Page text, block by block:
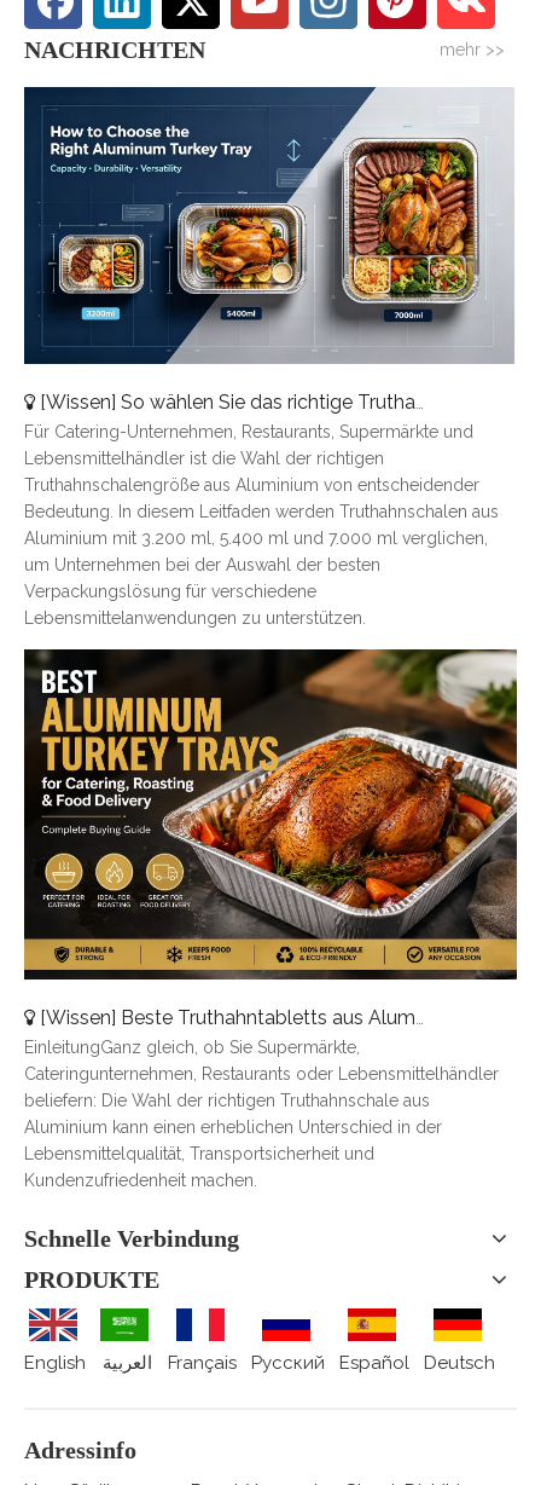
NACHRICHTEN mehr >>
[Wissen] So wählen Sie das richtige Truthahntablett aus Aluminium aus: Eine vollständige Größenübersicht
Für Catering-Unternehmen, Restaurants, Supermärkte und
Lebensmittelhändler ist die Wahl der richtigen
Truthahnschalengröße aus Aluminium von entscheidender
Bedeutung. In diesem Leitfaden werden Truthahnschalen aus
Aluminium mit 3.200 ml, 5.400 ml und 7.000 ml verglichen,
um Unternehmen bei der Auswahl der besten
Verpackungslösung für verschiedene
Lebensmittelanwendungen zu unterstützen.
[Wissen] Beste Truthahntabletts aus Aluminium für Catering, Braten und Essenslieferung
EinleitungGanz gleich, ob Sie Supermärkte,
Cateringunternehmen, Restaurants oder Lebensmittelhändler
beliefern: Die Wahl der richtigen Truthahnschale aus
Aluminium kann einen erheblichen Unterschied in der
Lebensmittelqualität, Transportsicherheit und
Kundenzufriedenheit machen.
Schnelle Verbindung
PRODUKTE
English العربية Français Pусский Español Deutsch
Adressinfo